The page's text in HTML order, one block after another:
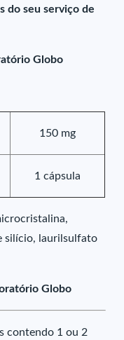
do seu serviço de
Globo
150 mg
1 cápsula
silício, laurilsulfato
Globo
contendo 1 ou 2